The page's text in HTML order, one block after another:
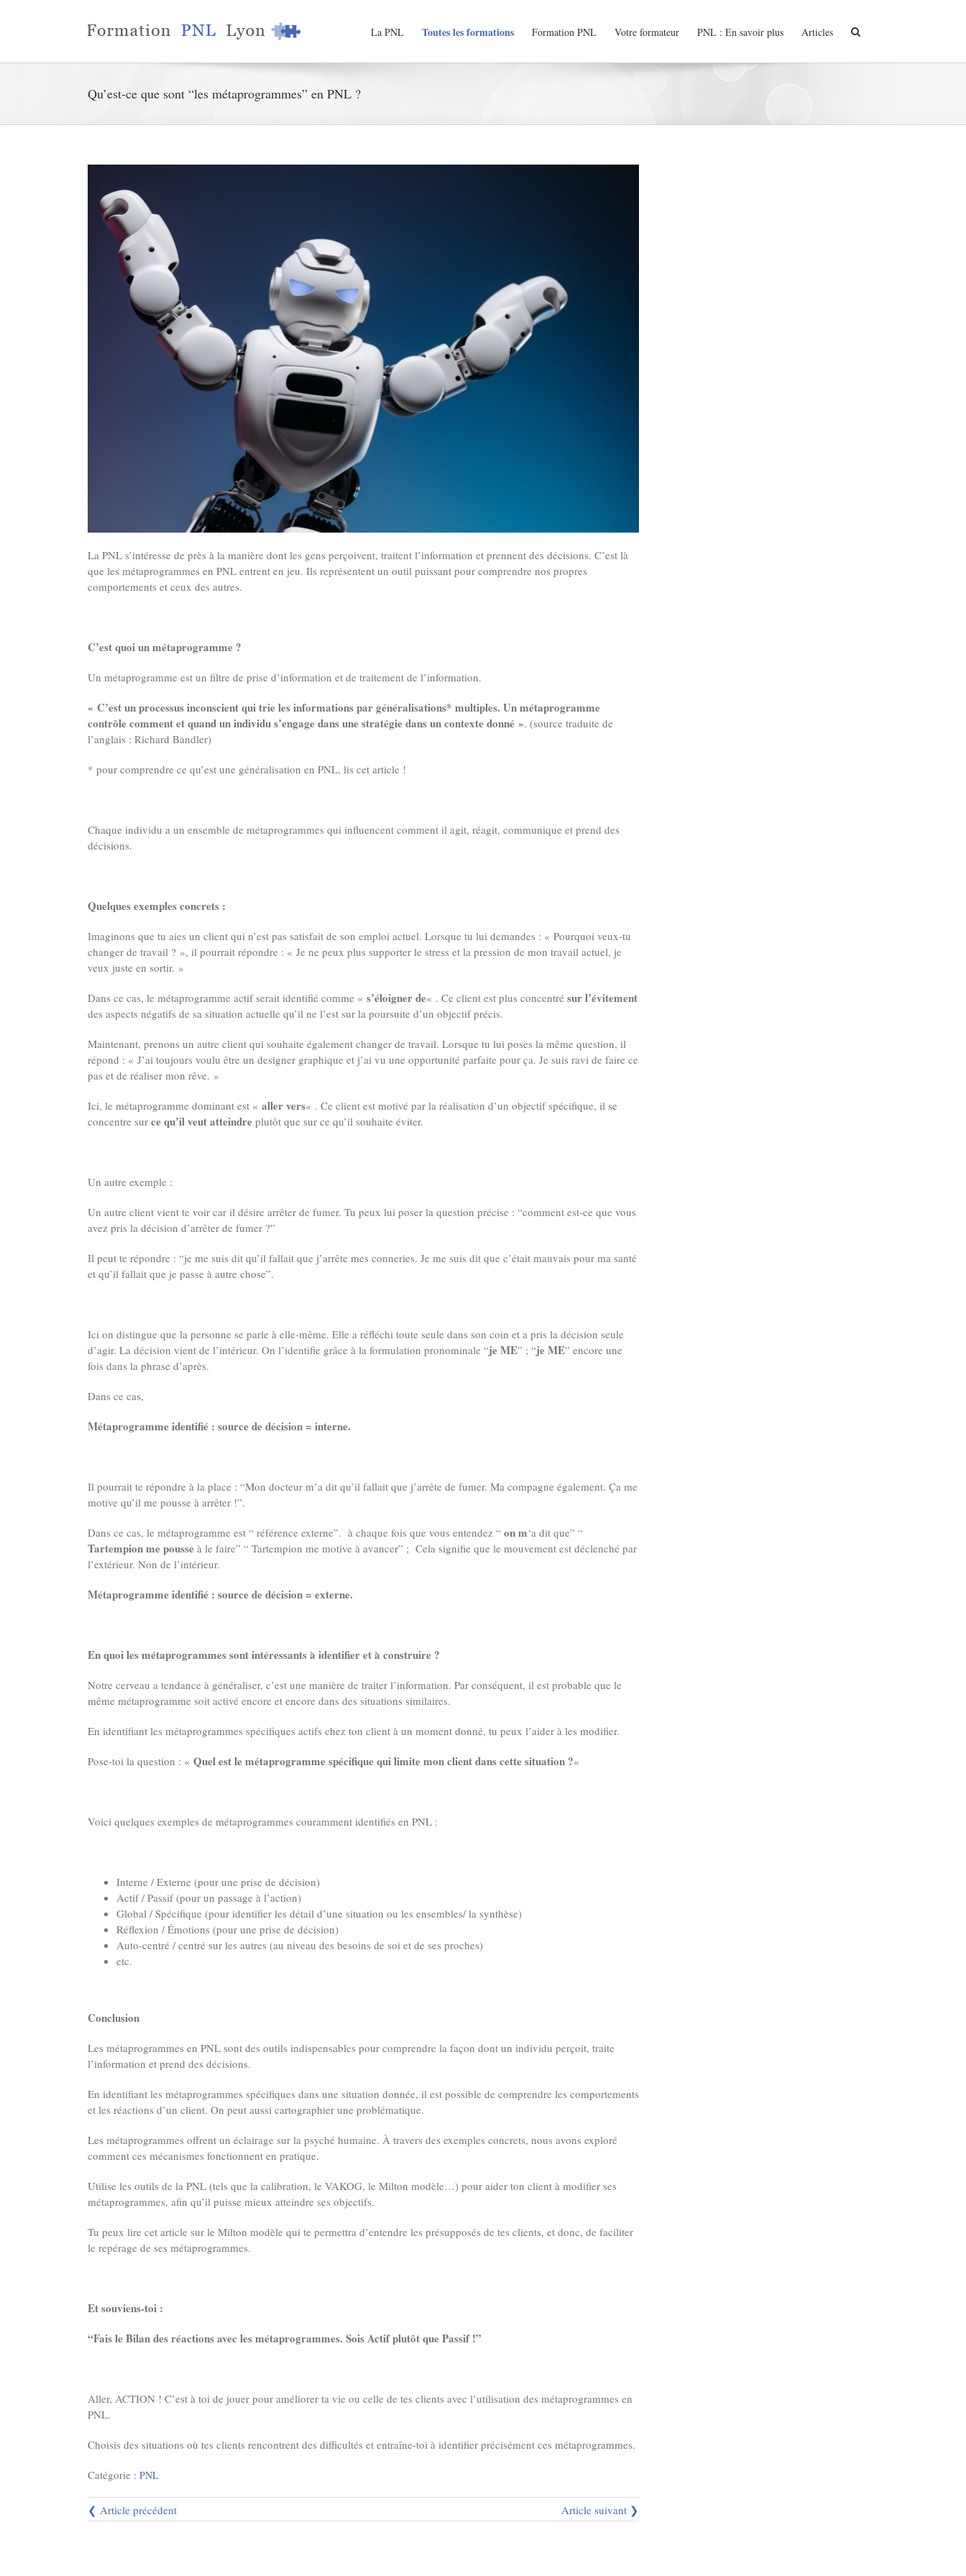
La PNL Toutes les formations Formation PNL Votre formateur PNL : En savoir plus Articles
Qu’est-ce que sont “les métaprogrammes” en PNL ?
La PNL s’intéresse de près à la manière dont les gens perçoivent, traitent l’information et prennent des décisions. C’est là
que les métaprogrammes en PNL entrent en jeu. Ils représentent un outil puissant pour comprendre nos propres
comportements et ceux des autres.
C’est quoi un métaprogramme ?
Un métaprogramme est un filtre de prise d’information et de traitement de l’information.
« C’est un processus inconscient qui trie les informations par généralisations* multiples. Un métaprogramme
contrôle comment et quand un individu s’engage dans une stratégie dans un contexte donné ». (source traduite de
l’anglais : Richard Bandler)
* pour comprendre ce qu’est une généralisation en PNL, lis cet article !
Chaque individu a un ensemble de métaprogrammes qui influencent comment il agit, réagit, communique et prend des
décisions.
Quelques exemples concrets :
Imaginons que tu aies un client qui n’est pas satisfait de son emploi actuel. Lorsque tu lui demandes : « Pourquoi veux-tu
changer de travail ? », il pourrait répondre : « Je ne peux plus supporter le stress et la pression de mon travail actuel, je
veux juste en sortir. »
Dans ce cas, le métaprogramme actif serait identifié comme « s’éloigner de« . Ce client est plus concentré sur l’évitement
des aspects négatifs de sa situation actuelle qu’il ne l’est sur la poursuite d’un objectif précis.
Maintenant, prenons un autre client qui souhaite également changer de travail. Lorsque tu lui poses la même question, il
répond : « J’ai toujours voulu être un designer graphique et j’ai vu une opportunité parfaite pour ça. Je suis ravi de faire ce
pas et de réaliser mon rêve. »
Ici, le métaprogramme dominant est « aller vers« . Ce client est motivé par la réalisation d’un objectif spécifique, il se
concentre sur ce qu’il veut atteindre plutôt que sur ce qu’il souhaite éviter.
Un autre exemple :
Un autre client vient te voir car il désire arrêter de fumer. Tu peux lui poser la question précise : “comment est-ce que vous
avez pris la décision d’arrêter de fumer ?”
Il peut te répondre : “je me suis dit qu’il fallait que j’arrête mes conneries. Je me suis dit que c’était mauvais pour ma santé
et qu’il fallait que je passe à autre chose”.
Ici on distingue que la personne se parle à elle-même. Elle a réfléchi toute seule dans son coin et a pris la décision seule
d’agir. La décision vient de l’intérieur. On l’identifie grâce à la formulation pronominale “je ME” ; “je ME” encore une
fois dans la phrase d’après.
Dans ce cas,
Métaprogramme identifié : source de décision = interne.
Il pourrait te répondre à la place : “Mon docteur m’a dit qu’il fallait que j’arrête de fumer. Ma compagne également. Ça me
motive qu’il me pousse à arrêter !”.
Dans ce cas, le métaprogramme est “ référence externe”. à chaque fois que vous entendez “ on m‘a dit que” “
Tartempion me pousse à le faire” “ Tartempion me motive à avancer” ; Cela signifie que le mouvement est déclenché par
l’extérieur. Non de l’intérieur.
Métaprogramme identifié : source de décision = externe.
En quoi les métaprogrammes sont intéressants à identifier et à construire ?
Notre cerveau a tendance à généraliser, c’est une manière de traiter l’information. Par conséquent, il est probable que le
même métaprogramme soit activé encore et encore dans des situations similaires.
En identifiant les métaprogrammes spécifiques actifs chez ton client à un moment donné, tu peux l’aider à les modifier.
Pose-toi la question : « Quel est le métaprogramme spécifique qui limite mon client dans cette situation ?«
Voici quelques exemples de métaprogrammes couramment identifiés en PNL :
Interne / Externe (pour une prise de décision)
Actif / Passif (pour un passage à l’action)
Global / Spécifique (pour identifier les détail d’une situation ou les ensembles/ la synthèse)
Réflexion / Émotions (pour une prise de décision)
Auto-centré / centré sur les autres (au niveau des besoins de soi et de ses proches)
etc.
Conclusion
Les métaprogrammes en PNL sont des outils indispensables pour comprendre la façon dont un individu perçoit, traite
l’information et prend des décisions.
En identifiant les métaprogrammes spécifiques dans une situation donnée, il est possible de comprendre les comportements
et les réactions d’un client. On peut aussi cartographier une problématique.
Les métaprogrammes offrent un éclairage sur la psyché humaine. À travers des exemples concrets, nous avons exploré
comment ces mécanismes fonctionnent en pratique.
Utilise les outils de la PNL (tels que la calibration, le VAKOG, le Milton modèle…) pour aider ton client à modifier ses
métaprogrammes, afin qu’il puisse mieux atteindre ses objectifs.
Tu peux lire cet article sur le Milton modèle qui te permettra d’entendre les présupposés de tes clients, et donc, de faciliter
le repérage de ses métaprogrammes.
Et souviens-toi :
“Fais le Bilan des réactions avec les métaprogrammes. Sois Actif plutôt que Passif !”
Aller, ACTION ! C’est à toi de jouer pour améliorer ta vie ou celle de tes clients avec l’utilisation des métaprogrammes en
PNL.
Choisis des situations où tes clients rencontrent des difficultés et entraîne-toi à identifier précisément ces métaprogrammes.
Catégorie : PNL
❮ Article précédent Article suivant ❯